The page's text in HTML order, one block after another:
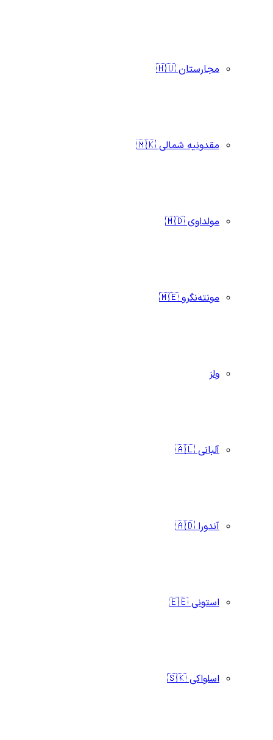
مجارستان 🇭🇺
مقدونیه شمالی 🇲🇰
مولداوی 🇲🇩
مونته‌نگرو 🇲🇪
ولز
آلبانی 🇦🇱
آندورا 🇦🇩
استونی 🇪🇪
اسلواکی 🇸🇰